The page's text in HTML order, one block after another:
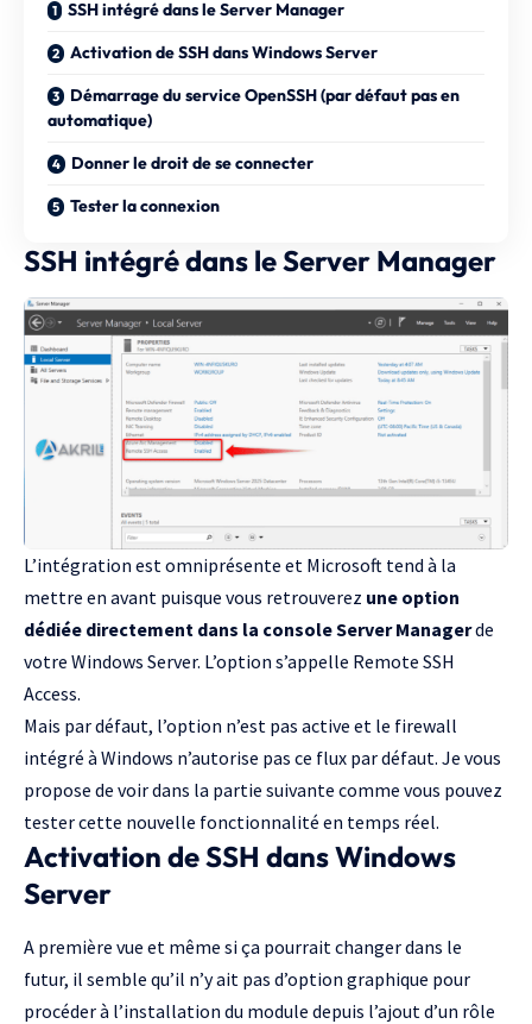
SSH intégré dans le Server Manager
Activation de SSH dans Windows Server
Démarrage du service OpenSSH (par défaut pas en
automatique)
Donner le droit de se connecter
Tester la connexion
SSH intégré dans le Server Manager
L’intégration est omniprésente et Microsoft tend à la
mettre en avant puisque vous retrouverez une option
dédiée directement dans la console Server Managerde
votre Windows Server. L’option s’appelle Remote SSH
Access.
Mais par défaut, l’option n’est pas active et le firewall
intégré à Windows n’autorise pas ce flux par défaut. Je vous
propose de voir dans la partie suivante comme vous pouvez
tester cette nouvelle fonctionnalité en temps réel.
Activation de SSH dans Windows
Server
A première vue et même si ça pourrait changer dans le
futur, il semble qu’il n’y ait pas d’option graphique pour
procéder à l’installation du module depuis l’ajout d’un rôle